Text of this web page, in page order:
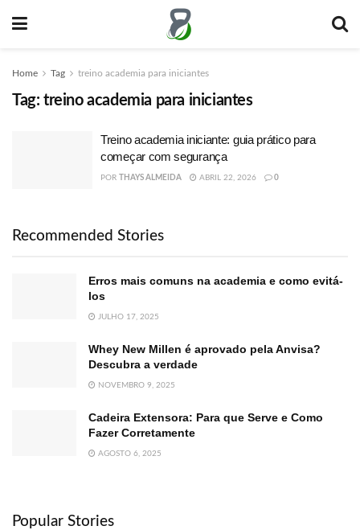
Home Tag treino academia para iniciantes
Tag: treino academia para iniciantes
Treino academia iniciante: guia prático para
começar com segurança
POR THAYS ALMEIDA ABRIL 22, 2026 0
Recommended Stories
Erros mais comuns na academia e como evitá-
los
JULHO 17, 2025
Whey New Millen é aprovado pela Anvisa?
Descubra a verdade
NOVEMBRO 9, 2025
Cadeira Extensora: Para que Serve e Como
Fazer Corretamente
AGOSTO 6, 2025
Popular Stories